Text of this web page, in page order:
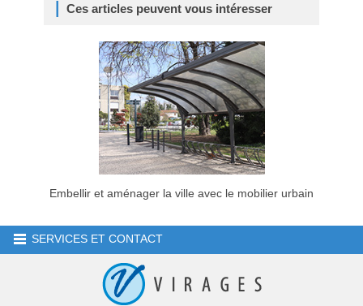
Ces articles peuvent vous intéresser
Embellir et aménager la ville avec le mobilier urbain
SERVICES ET CONTACT